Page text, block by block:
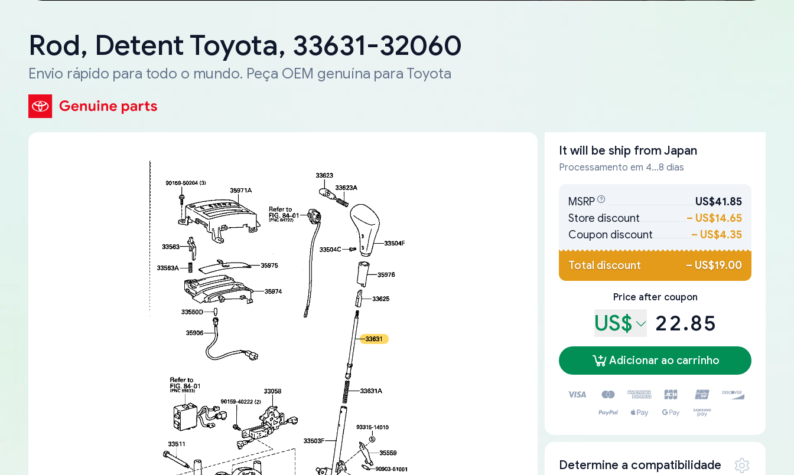
Rod, Detent Toyota, 33631-32060
Envio rápido para todo o mundo. Peça OEM genuína para Toyota
It will be ship from Japan
Processamento em 4...8 dias
MSRP
US$41.85
Store discount
– US$14.65
Coupon discount
– US$4.35
Total discount – US$19.00
Price after coupon
US$ 22.85
Adicionar ao carrinho
Determine a compatibilidade